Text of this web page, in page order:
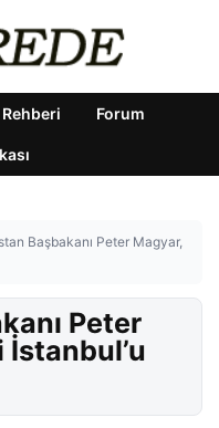
Forum
Başbakanı Peter Magyar,
Peter